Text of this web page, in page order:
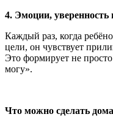
4. Эмоции, уверенность
Каждый раз, когда
цели, он чувствует
Это формирует не
могу».
Что можно сделать